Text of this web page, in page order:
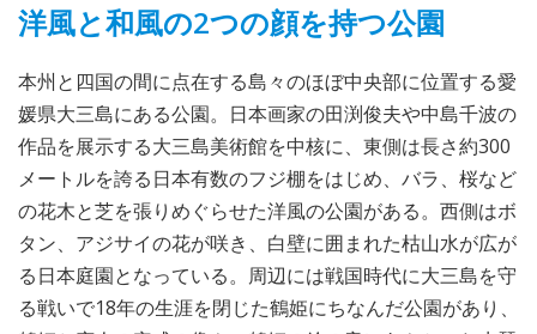
洋風と和風の2つの顔を持つ公園
本州と四国の間に点在する島々のほぼ中央部に位置する愛
媛県大三島にある公園。日本画家の田渕俊夫や中島千波の
作品を展示する大三島美術館を中核に、東側は長さ約300
メートルを誇る日本有数のフジ棚をはじめ、バラ、桜など
の花木と芝を張りめぐらせた洋風の公園がある。西側はボ
タン、アジサイの花が咲き、白壁に囲まれた枯山水が広が
る日本庭園となっている。周辺には戦国時代に大三島を守
る戦いで18年の生涯を閉じた鶴姫にちなんだ公園があり、